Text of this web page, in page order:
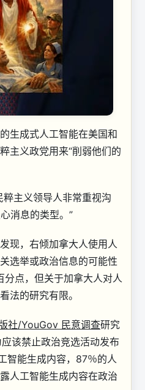
生成式人工智能在美国和
主义政党用来“削弱他们的
主义领导人非常重视沟
消息的类型。”
现，右倾加拿大人使用人
选举或政治信息的可能性
分点，但关于加拿大人对人
法的研究有限。
社/YouGov 民意调查研究
该禁止政治竞选活动发布
智能生成内容，87％的人
人工智能生成内容在政治